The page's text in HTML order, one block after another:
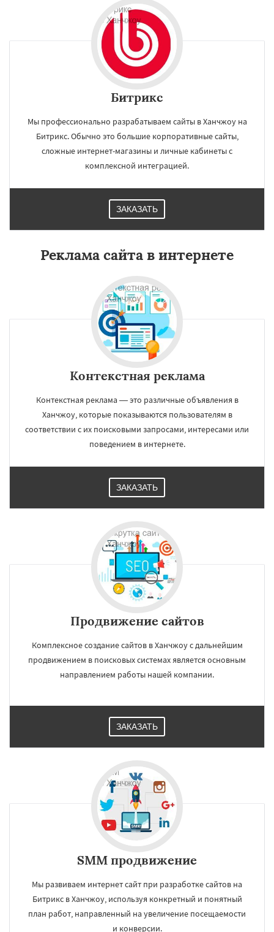
Битрикс
Мы профессионально разрабатываем сайты в Ханчжоу на
Битрикс. Обычно это большие корпоративные сайты,
сложные интернет-магазины и личные кабинеты с
комплексной интеграцией.
ЗАКАЗАТЬ
Реклама сайта в интернете
Контекстная реклама
Контекстная реклама — это различные объявления в
Ханчжоу, которые показываются пользователям в
соответствии с их поисковыми запросами, интересами или
поведением в интернете.
ЗАКАЗАТЬ
Продвижение сайтов
Комплексное создание сайтов в Ханчжоу с дальнейшим
продвижением в поисковых системах является основным
направлением работы нашей компании.
ЗАКАЗАТЬ
SMM продвижение
Мы развиваем интернет сайт при разработке сайтов на
Битрикс в Ханчжоу, используя конкретный и понятный
план работ, направленный на увеличение посещаемости
и конверсии.